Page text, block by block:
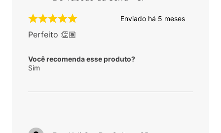
Enviado há 5 meses
Perfeito 👏🏽
Você recomenda esse produto?
Sim